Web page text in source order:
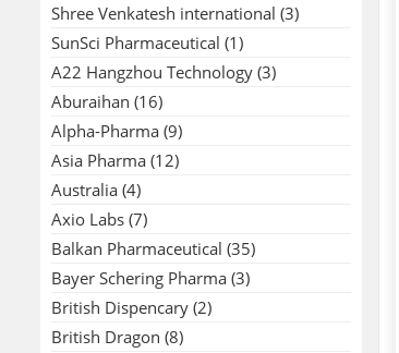
Shree Venkatesh international (3)
SunSci Pharmaceutical (1)
A22 Hangzhou Technology (3)
Aburaihan (16)
Alpha-Pharma (9)
Asia Pharma (12)
Australia (4)
Axio Labs (7)
Balkan Pharmaceutical (35)
Bayer Schering Pharma (3)
British Dispencary (2)
British Dragon (8)